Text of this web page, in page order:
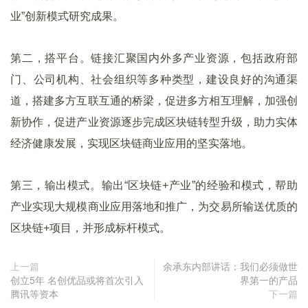
业”创新模式研究成果。
第二，搭平台。链接汇聚国内外多产业资源，包括政府部
门、公司机构、社会组织等多种类型，建设良好的沟通渠
道，搭建多方互联互通的桥梁，促进多方相互理解，加强创
新协作，促进产业资源逐步完成区块链转型升级，助力实体
经济健康发展，实现区块链商业应用的坚实落地。
第三，输出模式。输出“区块链+产业”的经验和模式，帮助
产业实现大规模商业应用落地和推广，为交易所输送优质的
区块链+项目，并形成标杆模式。
上一篇
创立5年 名创优品或将首次引入
腾讯等资本
余承东内部讲话：我们必须做世
界第一的产品
下一篇